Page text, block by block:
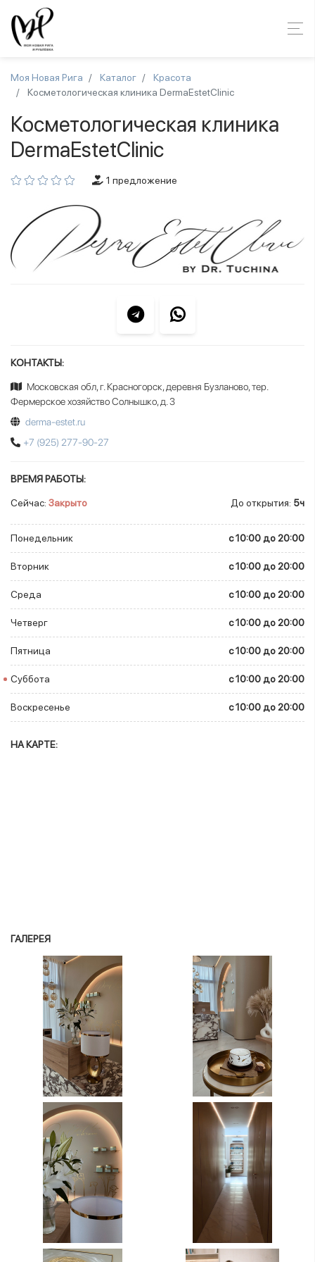
Моя Новая Рига Каталог
Красота
Косметологическая клиника DermaEstetClinic
Косметологическая клиника
DermaEstetClinic
1 предложение
КОНТАКТЫ:
Московская обл, г. Красногорск, деревня Бузланово, тер.
Фермерское хозяйство Солнышко, д. 3
derma-estet.ru
+7 (925) 277-90-27
ВРЕМЯ РАБОТЫ:
Сейчас: Закрыто До открытия: 5ч
Понедельник c 10:00 до 20:00
Вторник c 10:00 до 20:00
Среда c 10:00 до 20:00
Четверг c 10:00 до 20:00
Пятница c 10:00 до 20:00
Суббота c 10:00 до 20:00
Воскресенье c 10:00 до 20:00
НА КАРТЕ:
ГАЛЕРЕЯ